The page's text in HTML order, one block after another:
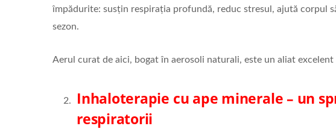
împădurite: susțin respirația profundă, reduc stresul, ajută corpul
sezon.
Aerul curat de aici, bogat în aerosoli naturali, este un aliat
Inhaloterapie cu ape minerale – un
respiratorii